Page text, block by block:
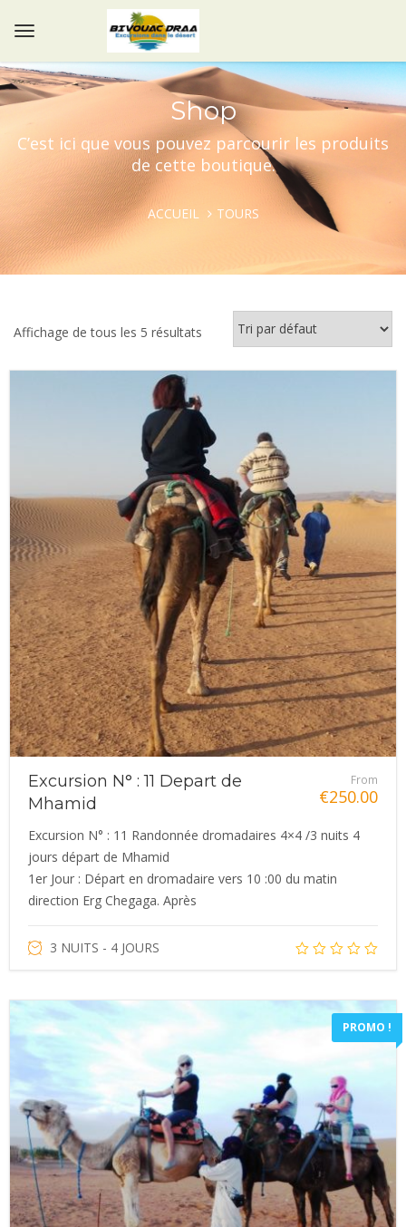
Shop
C’est ici que vous pouvez parcourir les produits
de cette boutique.
ACCUEIL TOURS
Affichage de tous les 5 résultats
Excursion N° : 11 Depart de
Mhamid
From
€250.00
Excursion N° : 11 Randonnée dromadaires 4×4 /3 nuits 4
jours départ de Mhamid
1er Jour : Départ en dromadaire vers 10 :00 du matin
direction Erg Chegaga. Après
3 NUITS - 4 JOURS
PROMO !